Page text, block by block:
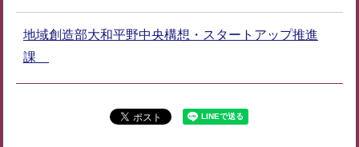
地域創造部大和平野中央構想・スタートアップ推進
課